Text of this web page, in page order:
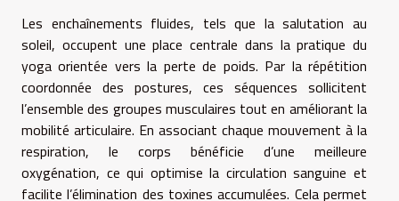
Les enchaînements fluides, tels que la salutation au
soleil, occupent une place centrale dans la pratique du
yoga orientée vers la perte de poids. Par la répétition
coordonnée des postures, ces séquences sollicitent
l’ensemble des groupes musculaires tout en améliorant la
mobilité articulaire. En associant chaque mouvement à la
respiration, le corps bénéficie d’une meilleure
oxygénation, ce qui optimise la circulation sanguine et
facilite l’élimination des toxines accumulées. Cela permet